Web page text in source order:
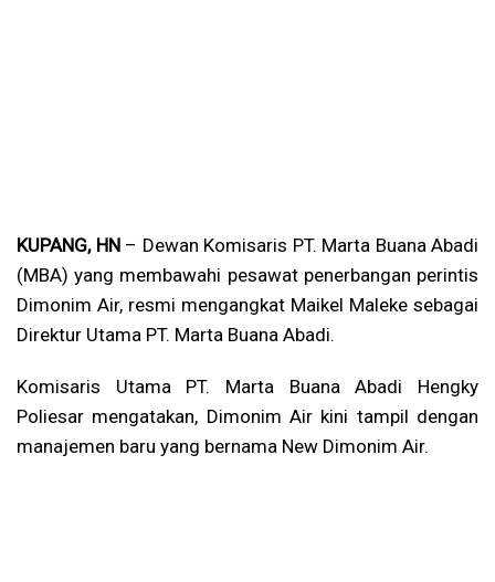
KUPANG, HN– Dewan Komisaris PT. Marta Buana Abadi
(MBA) yang membawahi pesawat penerbangan perintis
Dimonim Air, resmi mengangkat Maikel Maleke sebagai
Direktur Utama PT. Marta Buana Abadi.
Komisaris Utama PT. Marta Buana Abadi Hengky
Poliesar mengatakan, Dimonim Air kini tampil dengan
manajemen baru yang bernama New Dimonim Air.